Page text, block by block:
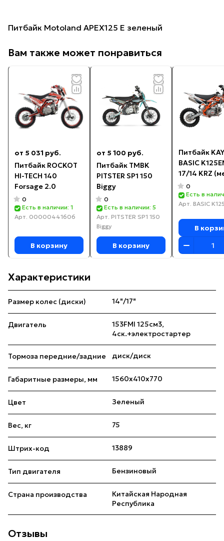
Питбайк Motoland APEX125 E зеленый
Вам также может понравиться
от 5 031 руб.
Питбайк ROCKOT
HI-TECH 140
Forsage 2.0
0
Есть в наличии: 1
Арт. 00000441606
В корзину
от 5 100 руб.
Питбайк TMBK
PITSTER SP1 150
Biggy
0
Есть в наличии: 5
Арт. PITSTER SP1 150
Biggy
В корзину
Питбайк
BASIC
17/14 KRZ
сцепл., эл.
стартер
0
Есть в
Арт. BASIC
В
Характеристики
Размер колес (диски) 14"/17"
Двигатель
153FMI 125см3,
4ск.+электростартер
Тормоза передние/задние диск/диск
Габаритные размеры, мм 1560x410x770
Цвет Зеленый
Вес, кг 75
Штрих-код 13889
Тип двигателя Бензиновый
Страна производства
Китайская Народная
Республика
Отзывы